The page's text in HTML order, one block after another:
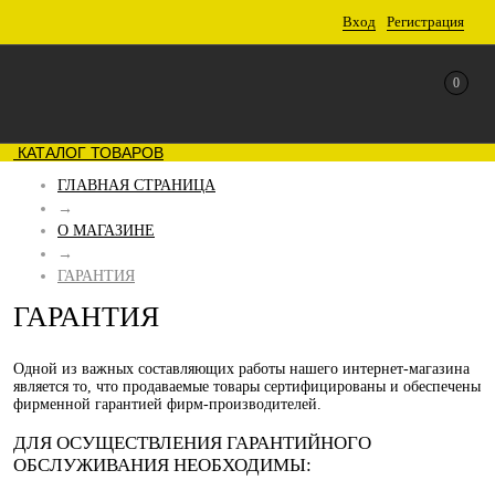
Вход Регистрация
0
КАТАЛОГ ТОВАРОВ
ГЛАВНАЯ СТРАНИЦА
→
О МАГАЗИНЕ
→
ГАРАНТИЯ
ГАРАНТИЯ
Одной из важных составляющих работы нашего интернет-магазина
является то, что продаваемые товары сертифицированы и обеспечены
фирменной гарантией фирм-производителей.
ДЛЯ ОСУЩЕСТВЛЕНИЯ ГАРАНТИЙНОГО
ОБСЛУЖИВАНИЯ НЕОБХОДИМЫ: